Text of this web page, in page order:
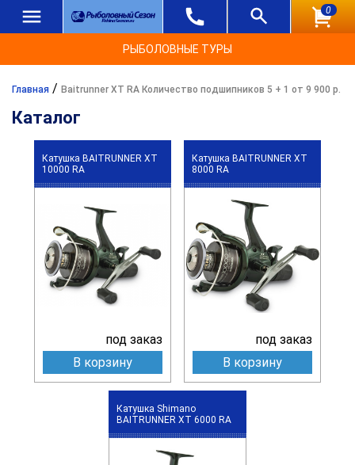
0
РЫБОЛОВНЫЕ ТУРЫ
Главная / Baitrunner XT RA Количество подшипников 5 + 1 от 9 900 р.
Каталог
Катушка BAITRUNNER XT
10000 RA
под заказ
В корзину
Катушка BAITRUNNER XT
8000 RA
под заказ
В корзину
Катушка Shimano
BAITRUNNER XT 6000 RA